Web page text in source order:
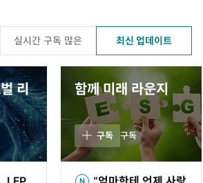
실시간 구독 많은 최신 업데이트
리
함께 미래 라운지
구독 구독